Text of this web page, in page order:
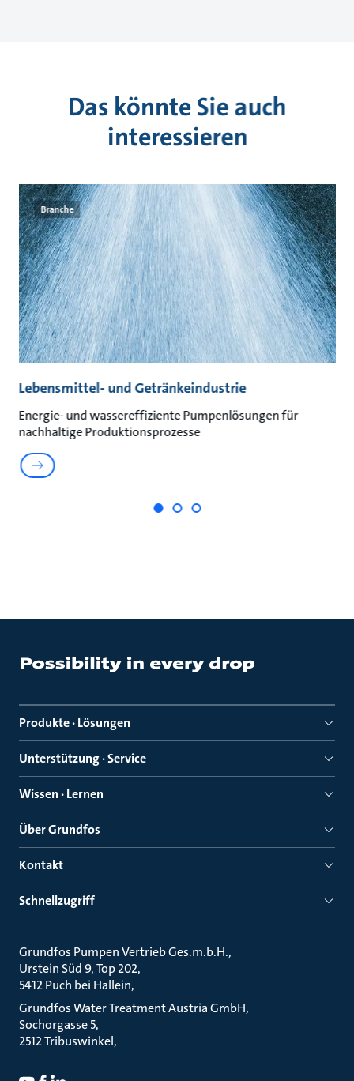
Das könnte Sie auch
interessieren
Branche
Lebensmittel- und Getränkeindustrie
Energie- und wassereffiziente Pumpenlösungen für
nachhaltige Produktionsprozesse
Produkte · Lösungen
Unterstützung · Service
Wissen · Lernen
Über Grundfos
Kontakt
Schnellzugriff
Grundfos Pumpen Vertrieb Ges.m.b.H.
Urstein Süd 9, Top 202
5412 Puch bei Hallein
Grundfos Water Treatment Austria GmbH
Sochorgasse 5
2512 Tribuswinkel